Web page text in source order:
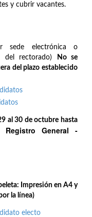
y cubrir vacantes.
sede electrónica o
del rectorado)
No se
del plazo establecido
al 30 de octubre hasta
General -
Impresión en A4 y
la línea)
electo